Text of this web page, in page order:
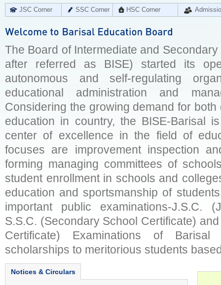
JSC Corner SSC Corner HSC Corner
The Board of Intermediate and
after referred as BISE) started its
autonomous and self-regulating
educational administration and
Considering the growing demand for
education in country, the BISE-Barisal
center of excellence in the field of
focuses are improvement inspection
forming managing committees of
student enrollment in schools and
education and sportsmanship of
important public examinations-J.S.C.
S.S.C. (Secondary School Certificate)
Certificate) Examinations of
scholarships to meritorious students
Notices & Circulars